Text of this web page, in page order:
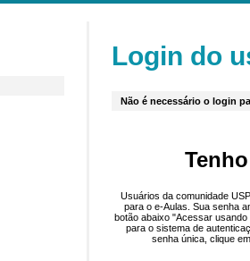
Login do
Não é necessário o login
Usuários da comunidade
para o e-Aulas. Sua senha
botão abaixo "Acessar
para o sistema de
senha única, clique